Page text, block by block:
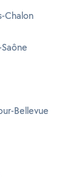
Chalon
Bellevue